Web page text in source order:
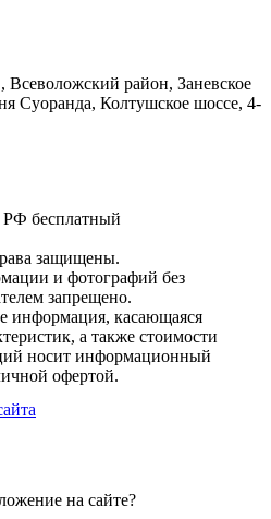
Всеволожский район, Заневское
Суоранда, Колтушское шоссе, 4-
РФ бесплатный
защищены.
и фотографий без
запрещено.
информация, касающаяся
а также стоимости
носит информационный
офертой.
на сайте?